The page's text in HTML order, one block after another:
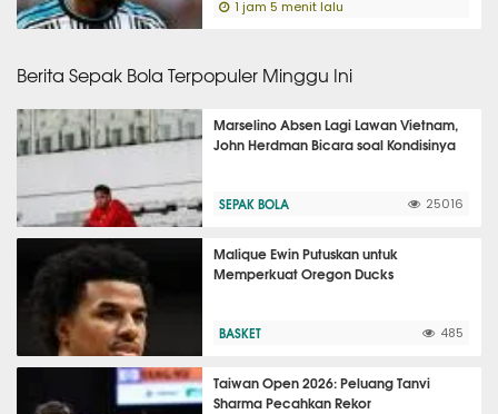
1 jam 5 menit lalu
Berita Sepak Bola Terpopuler Minggu Ini
Marselino Absen Lagi Lawan Vietnam,
John Herdman Bicara soal Kondisinya
SEPAK BOLA 25016
Malique Ewin Putuskan untuk
Memperkuat Oregon Ducks
BASKET 485
Taiwan Open 2026: Peluang Tanvi
Sharma Pecahkan Rekor